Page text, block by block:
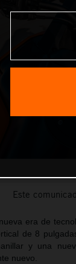
Este
era de
de 8
y una
nuevo.